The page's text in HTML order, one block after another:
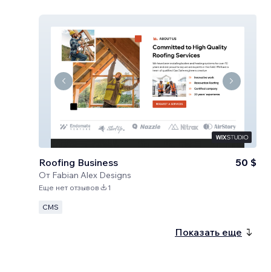
Roofing Business
От Fabian Alex Designs
50 $
Еще нет отзывов 1
CMS
Показать еще